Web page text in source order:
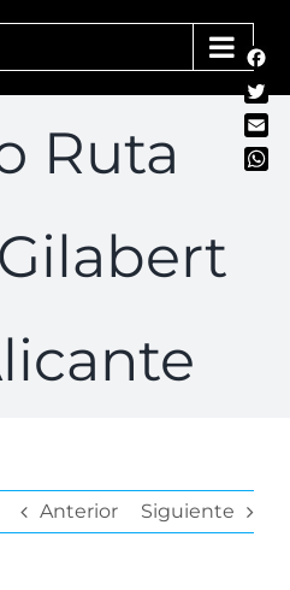
Ruta
Anterior Siguiente